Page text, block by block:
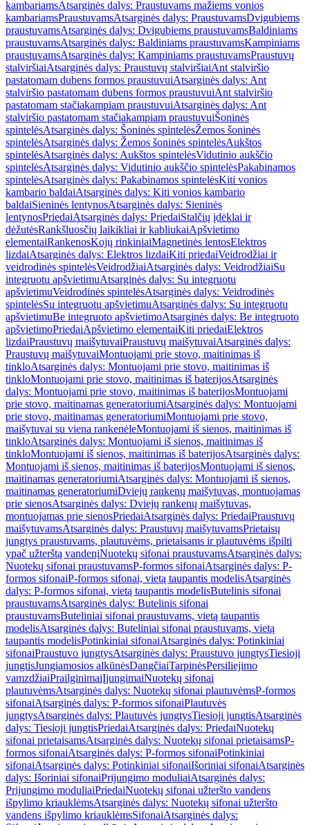
kambariamsAtsarginės dalys: Praustuvams mažiems vonios
kambariamsPraustuvamsAtsarginės dalys: PraustuvamsDvigubiems
praustuvamsAtsarginės dalys: Dvigubiems praustuvamsBaldiniams
praustuvamsAtsarginės dalys: Baldiniams praustuvamsKampiniams
praustuvamsAtsarginės dalys: Kampiniams praustuvamsPraustuvų
stalviršiaiAtsarginės dalys: Praustuvų stalviršiaiAnt stalviršio
pastatomam dubens formos praustuvuiAtsarginės dalys: Ant
stalviršio pastatomam dubens formos praustuvuiAnt stalviršio
pastatomam stačiakampiam praustuvuiAtsarginės dalys: Ant
stalviršio pastatomam stačiakampiam praustuvuiŠoninės
spintelėsAtsarginės dalys: Šoninės spintelėsŽemos šoninės
spintelėsAtsarginės dalys: Žemos šoninės spintelėsAukštos
spintelėsAtsarginės dalys: Aukštos spintelėsVidutinio aukščio
spintelėsAtsarginės dalys: Vidutinio aukščio spintelėsPakabinamos
spintelėsAtsarginės dalys: Pakabinamos spintelėsKiti vonios
kambario baldaiAtsarginės dalys: Kiti vonios kambario
baldaiSieninės lentynosAtsarginės dalys: Sieninės
lentynosPriedaiAtsarginės dalys: PriedaiStalčių įdėklai ir
dėžutėsRankšluosčių laikikliai ir kabliukaiApšvietimo
elementaiRankenosKojų rinkiniaiMagnetinės lentosElektros
lizdaiAtsarginės dalys: Elektros lizdaiKiti priedaiVeidrodžiai ir
veidrodinės spintelėsVeidrodžiaiAtsarginės dalys: VeidrodžiaiSu
integruotu apšvietimuAtsarginės dalys: Su integruotu
apšvietimuVeidrodinės spintelėsAtsarginės dalys: Veidrodinės
spintelėsSu integruotu apšvietimuAtsarginės dalys: Su integruotu
apšvietimuBe integruoto apšvietimoAtsarginės dalys: Be integruoto
apšvietimoPriedaiApšvietimo elementaiKiti priedaiElektros
lizdaiPraustuvų maišytuvaiPraustuvų maišytuvaiAtsarginės dalys:
Praustuvų maišytuvaiMontuojami prie stovo, maitinimas iš
tinkloAtsarginės dalys: Montuojami prie stovo, maitinimas iš
tinkloMontuojami prie stovo, maitinimas iš baterijosAtsarginės
dalys: Montuojami prie stovo, maitinimas iš baterijosMontuojami
prie stovo, maitinamas generatoriumiAtsarginės dalys: Montuojami
prie stovo, maitinamas generatoriumiMontuojami prie stovo,
maišytuvai su viena rankenėleMontuojami iš sienos, maitinimas iš
tinkloAtsarginės dalys: Montuojami iš sienos, maitinimas iš
tinkloMontuojami iš sienos, maitinimas iš baterijosAtsarginės dalys:
Montuojami iš sienos, maitinimas iš baterijosMontuojami iš sienos,
maitinamas generatoriumiAtsarginės dalys: Montuojami iš sienos,
maitinamas generatoriumiDviejų rankenų maišytuvas, montuojamas
prie sienosAtsarginės dalys: Dviejų rankenų maišytuvas,
montuojamas prie sienosPriedaiAtsarginės dalys: PriedaiPraustuvų
maišytuvamsAtsarginės dalys: Praustuvų maišytuvamsPrietaisų
jungtys praustuvams, plautuvėms, prietaisams ir plautuvėms išpilti
ypač užterštą vandenįNuotekų sifonai praustuvamsAtsarginės dalys:
Nuotekų sifonai praustuvamsP-formos sifonaiAtsarginės dalys: P-
formos sifonaiP-formos sifonai, vietą taupantis modelisAtsarginės
dalys: P-formos sifonai, vietą taupantis modelisButelinis sifonai
praustuvamsAtsarginės dalys: Butelinis sifonai
praustuvamsButeliniai sifonai praustuvams, vietą taupantis
modelisAtsarginės dalys: Buteliniai sifonai praustuvams, vietą
taupantis modelisPotinkiniai sifonaiAtsarginės dalys: Potinkiniai
sifonaiPraustuvo jungtysAtsarginės dalys: Praustuvo jungtysTiesioji
jungtisJungiamosios alkūnėsDangčiaiTarpinėsPersiliejimo
vamzdžiaiPrailginimaiĮjungimaiNuotekų sifonai
plautuvėmsAtsarginės dalys: Nuotekų sifonai plautuvėmsP-formos
sifonaiAtsarginės dalys: P-formos sifonaiPlautuvės
jungtysAtsarginės dalys: Plautuvės jungtysTiesioji jungtisAtsarginės
dalys: Tiesioji jungtisPriedaiAtsarginės dalys: PriedaiNuotekų
sifonai prietaisamsAtsarginės dalys: Nuotekų sifonai prietaisamsP-
formos sifonaiAtsarginės dalys: P-formos sifonaiPotinkiniai
sifonaiAtsarginės dalys: Potinkiniai sifonaiIšoriniai sifonaiAtsarginės
dalys: Išoriniai sifonaiPrijungimo moduliaiAtsarginės dalys:
Prijungimo moduliaiPriedaiNuotekų sifonai užteršto vandens
išpylimo kriauklėmsAtsarginės dalys: Nuotekų sifonai užteršto
vandens išpylimo kriauklėmsSifonaiAtsarginės dalys: